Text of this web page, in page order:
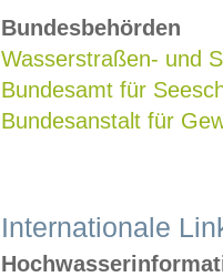
Bundesbehörden
Wasserstraßen- und
Bundesamt für
Bundesanstalt für
Internationale